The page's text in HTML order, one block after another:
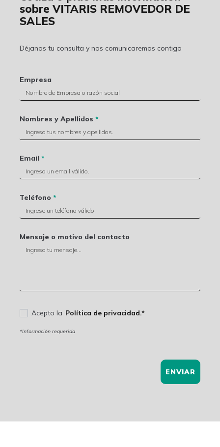
sobre VITARIS REMOVEDOR DE
SALES
Déjanos tu consulta y nos comunicaremos contigo
Empresa
Nombres y Apellidos*
Email*
Teléfono*
Mensaje o motivo del contacto
Acepto la Política de privacidad.*
*Información requerida
ENVIAR